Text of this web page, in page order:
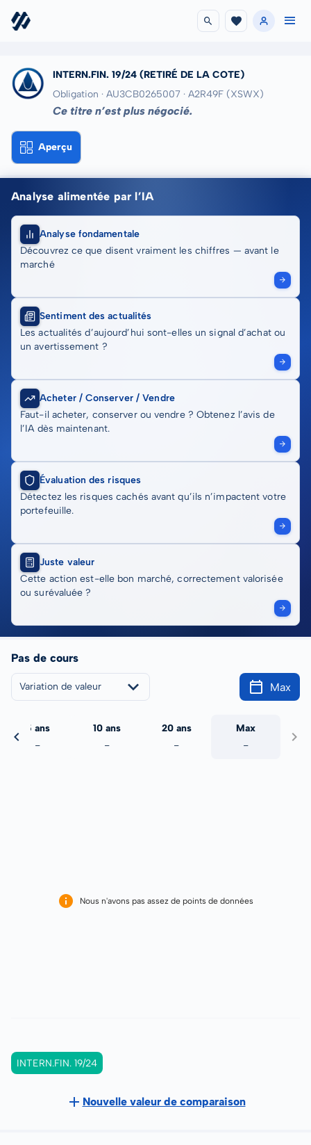
INTERN.FIN. 19/24 (RETIRÉ DE LA COTE)
Obligation · AU3CB0265007 · A2R49F (XSWX)
Ce titre n’est plus négocié.
Aperçu
Analyse alimentée par l’IA
Analyse fondamentale
Découvrez ce que disent vraiment les chiffres — avant le
marché
Sentiment des actualités
Les actualités d’aujourd’hui sont-elles un signal d’achat ou
un avertissement ?
Acheter / Conserver / Vendre
Faut-il acheter, conserver ou vendre ? Obtenez l’avis de
l’IA dès maintenant.
Évaluation des risques
Détectez les risques cachés avant qu’ils n’impactent votre
portefeuille.
Juste valeur
Cette action est-elle bon marché, correctement valorisée
ou surévaluée ?
Pas de cours
Variation de valeur Max
5 ans
-
10 ans
-
20 ans
-
Max
-
Nous n'avons pas assez de points de données
INTERN.FIN. 19/24
Nouvelle valeur de comparaison